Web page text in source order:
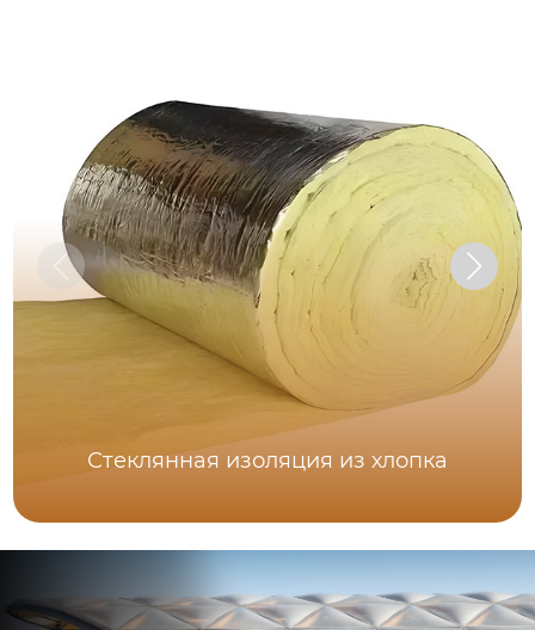
Стеклянная изоляция из хлопка